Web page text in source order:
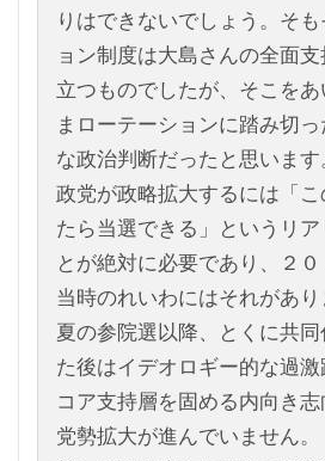
りはできないでしょう。そ
ョン制度は大島さんの全面
立つものでしたが、そこをあ
まローテーションに踏み切
な政治判断だったと思います
政党が政略拡大するには「
たら当選できる」というリ
とが絶対に必要であり、２
当時のれいわにはそれがあ
夏の参院選以降、とくに共
た後はイデオロギー的な過激
コア支持層を固める内向き志
党勢拡大が進んでいません。